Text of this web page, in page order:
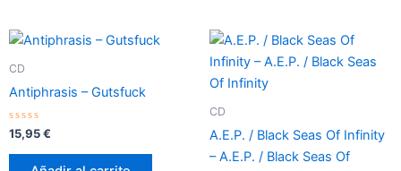
CD
Antiphrasis – Gutsfuck
Valorado
con
0
15,95€
CD
A.E.P. / Black Seas Of Infinity
– A.E.P. / Black Seas Of